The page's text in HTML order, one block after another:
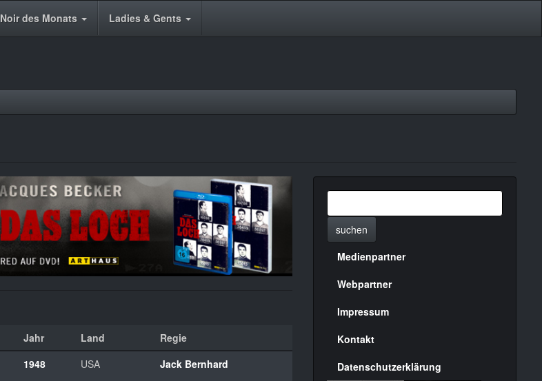
Noir des Monats Ladies & Gents
Jahr Land Regie
1948 USA Jack Bernhard
suchen
Menülinks
rechte
Seite
Medienpartner
Webpartner
Impressum
Kontakt
Datenschutzerklärung